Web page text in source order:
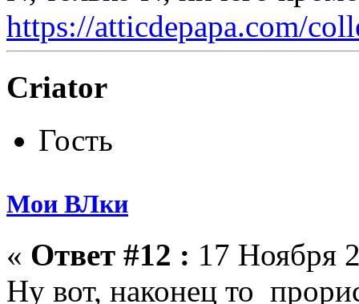
https://atticdepapa.com/
Criator
Гость
Мои ВЛки
« Ответ #12 : 17 Ноября
Ну вот, наконец то